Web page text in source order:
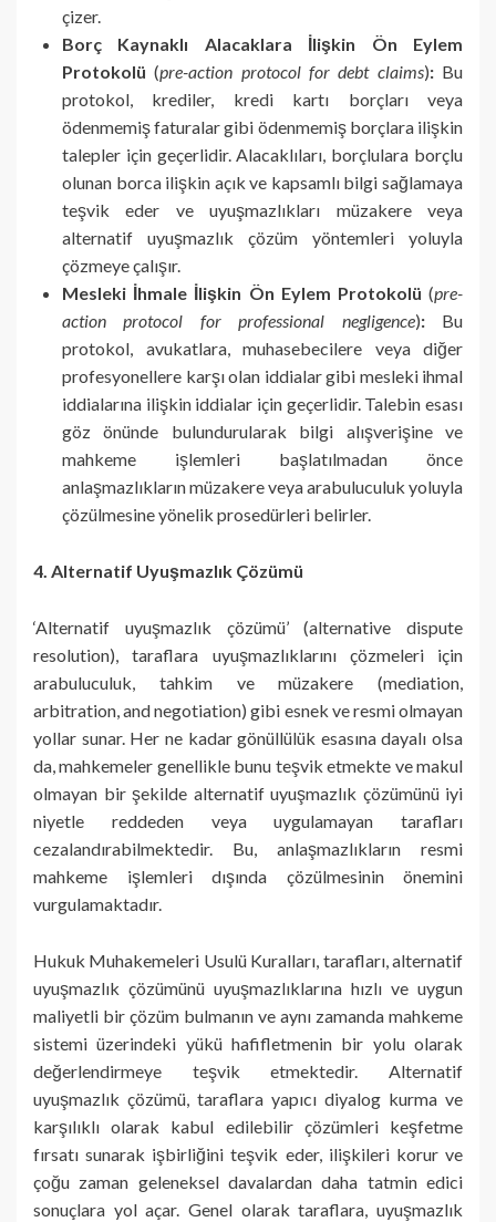
çizer.
Borç Kaynaklı Alacaklara İlişkin Ön Eylem
Protokolü (pre-action protocol for debt claims):Bu
protokol, krediler, kredi kartı borçları veya
ödenmemiş faturalar gibi ödenmemiş borçlara ilişkin
talepler için geçerlidir. Alacaklıları, borçlulara borçlu
olunan borca ilişkin açık ve kapsamlı bilgi sağlamaya
teşvik eder ve uyuşmazlıkları müzakere veya
alternatif uyuşmazlık çözüm yöntemleri yoluyla
çözmeye çalışır.
Mesleki İhmale İlişkin Ön Eylem Protokolü (pre-
action protocol for professional negligence):Bu
protokol, avukatlara, muhasebecilere veya diğer
profesyonellere karşı olan iddialar gibi mesleki ihmal
iddialarına ilişkin iddialar için geçerlidir. Talebin esası
göz önünde bulundurularak bilgi alışverişine ve
mahkeme işlemleri başlatılmadan önce
anlaşmazlıkların müzakere veya arabuluculuk yoluyla
çözülmesine yönelik prosedürleri belirler.
4. Alternatif Uyuşmazlık Çözümü
‘Alternatif uyuşmazlık çözümü’ (alternative dispute
resolution), taraflara uyuşmazlıklarını çözmeleri için
arabuluculuk, tahkim ve müzakere (mediation,
arbitration, and negotiation) gibi esnek ve resmi olmayan
yollar sunar. Her ne kadar gönüllülük esasına dayalı olsa
da, mahkemeler genellikle bunu teşvik etmekte ve makul
olmayan bir şekilde alternatif uyuşmazlık çözümünü iyi
niyetle reddeden veya uygulamayan tarafları
cezalandırabilmektedir. Bu, anlaşmazlıkların resmi
mahkeme işlemleri dışında çözülmesinin önemini
vurgulamaktadır.
Hukuk Muhakemeleri Usulü Kuralları, tarafları, alternatif
uyuşmazlık çözümünü uyuşmazlıklarına hızlı ve uygun
maliyetli bir çözüm bulmanın ve aynı zamanda mahkeme
sistemi üzerindeki yükü hafifletmenin bir yolu olarak
değerlendirmeye teşvik etmektedir. Alternatif
uyuşmazlık çözümü, taraflara yapıcı diyalog kurma ve
karşılıklı olarak kabul edilebilir çözümleri keşfetme
fırsatı sunarak işbirliğini teşvik eder, ilişkileri korur ve
çoğu zaman geleneksel davalardan daha tatmin edici
sonuçlara yol açar. Genel olarak taraflara, uyuşmazlık